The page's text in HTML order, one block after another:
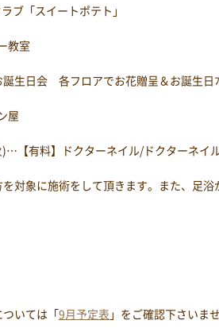
ブ「スイートポテト」
教室
生日会 各フロアでお花贈呈＆お誕生日
屋
【有料】ドクターネイル/ドクターネイ
対象に施術をして頂きます。また、足
いては「9月予定表 」をご確認下さいま